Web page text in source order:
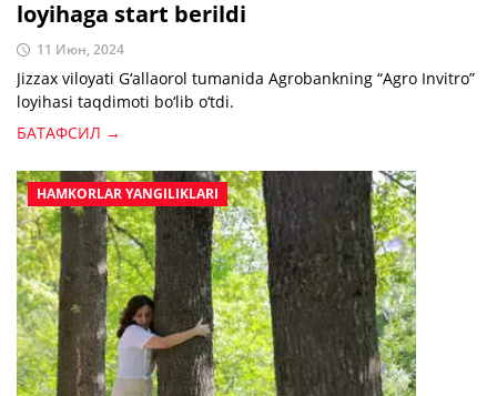
loyihaga start berildi
11 Июн, 2024
Jizzax viloyati G‘allaorol tumanida Agrobankning “Agro Invitro”
loyihasi taqdimoti bo‘lib o‘tdi.
БАТАФСИЛ →
HAMKORLAR YANGILIKLARI